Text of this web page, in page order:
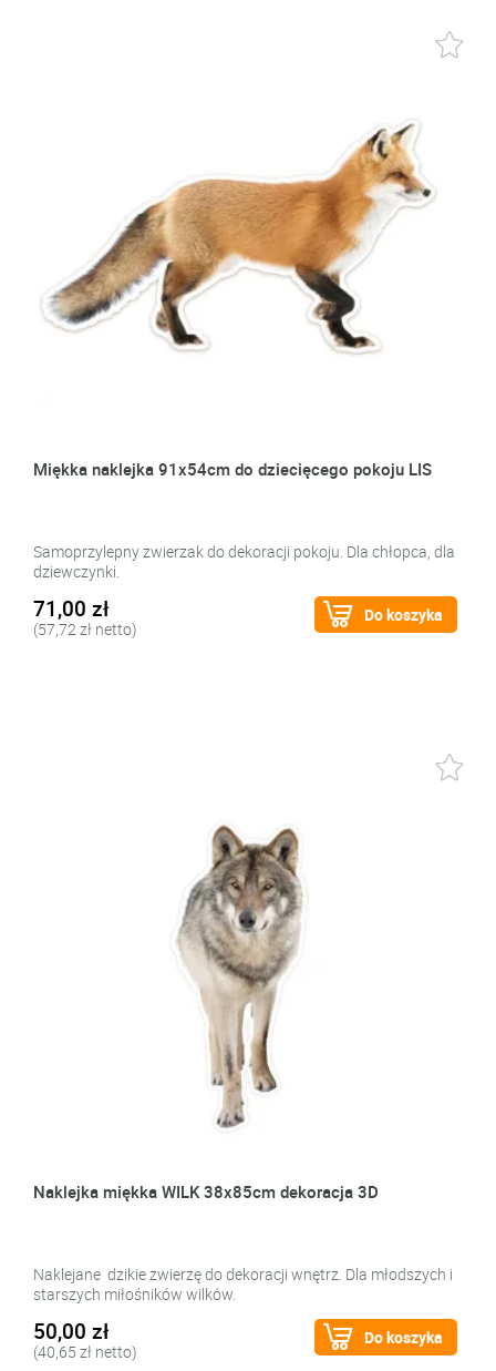
Miękka naklejka 91x54cm do dziecięcego pokoju LIS
Samoprzylepny zwierzak do dekoracji pokoju. Dla chłopca, dla
dziewczynki.
71,00 zł
(57,72 zł netto)
Do koszyka
Naklejka miękka WILK 38x85cm dekoracja 3D
Naklejane dzikie zwierzę do dekoracji wnętrz. Dla młodszych i
starszych miłośników wilków.
50,00 zł
(40,65 zł netto)
Do koszyka